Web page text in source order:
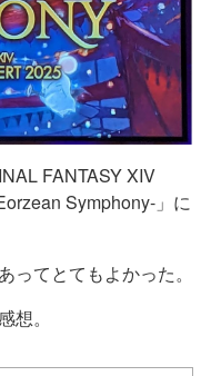
FANTASY XIV
Symphony-」に
てとてもよかった。
。